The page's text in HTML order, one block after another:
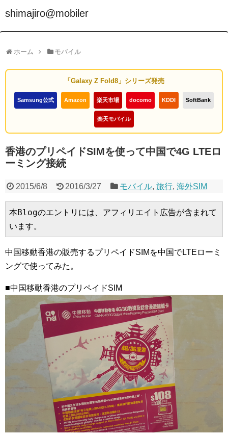
shimajiro@mobiler
ホーム モバイル
「Galaxy Z Fold8」シリーズ発売
Samsung公式 Amazon 楽天市場 docomo KDDI SoftBank
楽天モバイル
香港のプリペイドSIMを使って中国で4G LTEロ
ーミング接続
2015/6/8 2016/3/27 モバイル,旅行,海外SIM
本Blogのエントリには、アフィリエイト広告が含まれて
います。
中国移動香港の販売するプリペイドSIMを中国でLTEローミ
ングで使ってみた。
■中国移動香港のプリペイドSIM